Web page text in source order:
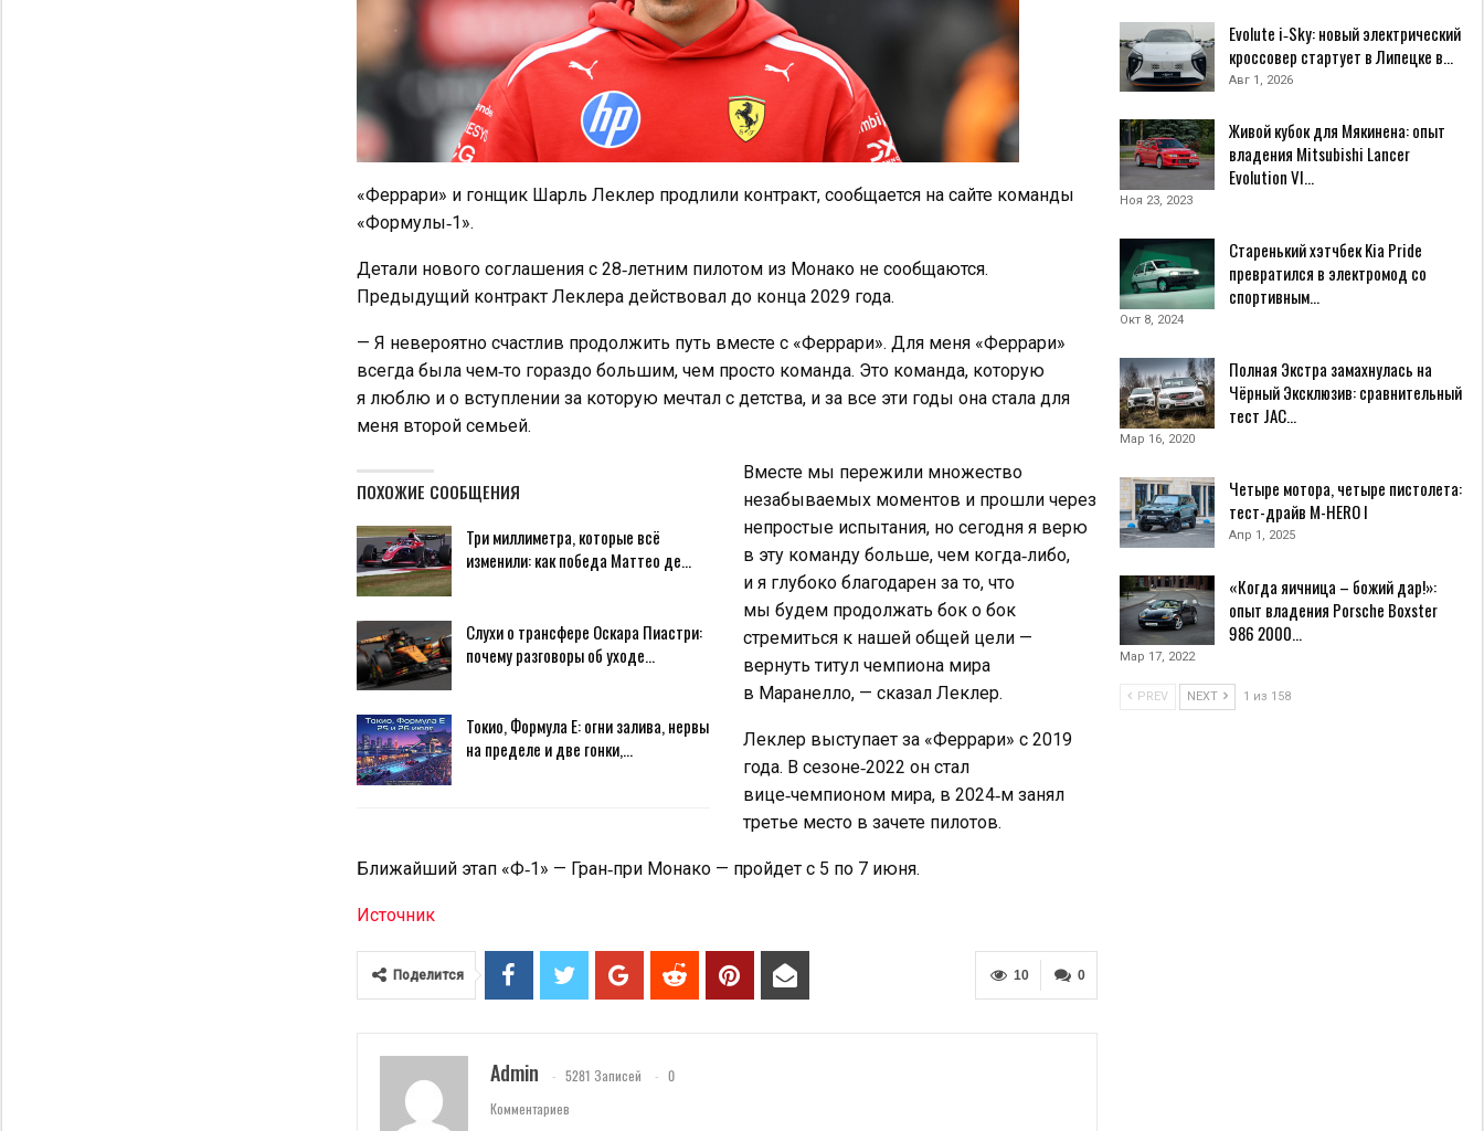
«Феррари» и гонщик Шарль Леклер продлили контракт, сообщается на сайте команды
«Формулы‑1».
Детали нового соглашения с 28‑летним пилотом из Монако не сообщаются.
Предыдущий контракт Леклера действовал до конца 2029 года.
— Я невероятно счастлив продолжить путь вместе с «Феррари». Для меня «Феррари»
всегда была чем‑то гораздо большим, чем просто команда. Это команда, которую
я люблю и о вступлении за которую мечтал с детства, и за все эти годы она стала для
меня второй семьей.
ПОХОЖИЕ СООБЩЕНИЯ
Три миллиметра, которые всё
изменили: как победа Маттео де…
Слухи о трансфере Оскара Пиастри:
почему разговоры об уходе…
Токио, Формула E: огни залива, нервы
на пределе и две гонки,…
Вместе мы пережили множество
незабываемых моментов и прошли через
непростые испытания, но сегодня я верю
в эту команду больше, чем когда‑либо,
и я глубоко благодарен за то, что
мы будем продолжать бок о бок
стремиться к нашей общей цели —
вернуть титул чемпиона мира
в Маранелло, — сказал Леклер.
Леклер выступает за «Феррари» с 2019
года. В сезоне‑2022 он стал
вице‑чемпионом мира, в 2024‑м занял
третье место в зачете пилотов.
Ближайший этап «Ф‑1» — Гран‑при Монако — пройдет с 5 по 7 июня.
Источник
0
10
Поделится
Admin 5281 Записей
0
Комментариев
Evolute i‑Sky: новый электрический
кроссовер стартует в Липецке в…
Авг 1, 2026
Живой кубок для Мякинена: опыт
владения Mitsubishi Lancer
Evolution VI…
Ноя 23, 2023
Старенький хэтчбек Kia Pride
превратился в электромод со
спортивным…
Окт 8, 2024
Полная Экстра замахнулась на
Чёрный Эксклюзив: cравнительный
тест JAC…
Мар 16, 2020
Четыре мотора, четыре пистолета:
тест-драйв M-HERO I
Апр 1, 2025
«Когда яичница – божий дар!»:
опыт владения Porsche Boxster
986 2000…
Мар 17, 2022
PREV NEXT 1 из 158